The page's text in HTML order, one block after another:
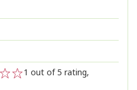
1 out of 5 rating,